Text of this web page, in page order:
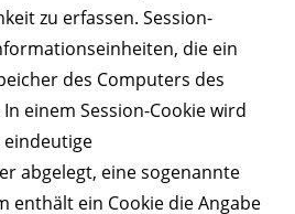
zu erfassen. Session-
die ein
des Computers des
einem Session-Cookie wird
eindeutige
abgelegt, eine sogenannte
enthält ein Cookie die Angabe